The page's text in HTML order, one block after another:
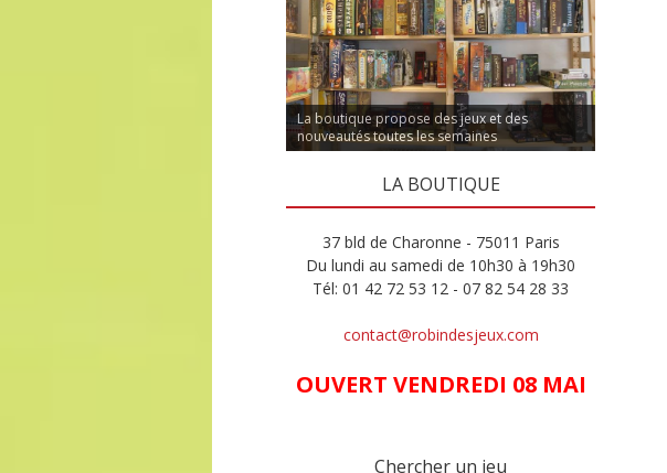
La boutique propose des jeux et des
nouveautés toutes les semaines
LA BOUTIQUE
37 bld de Charonne - 75011 Paris
Du lundi au samedi de 10h30 à 19h30
Tél: 01 42 72 53 12 - 07 82 54 28 33
contact@robindesjeux.com
OUVERT VENDREDI 08 MAI
Chercher un jeu